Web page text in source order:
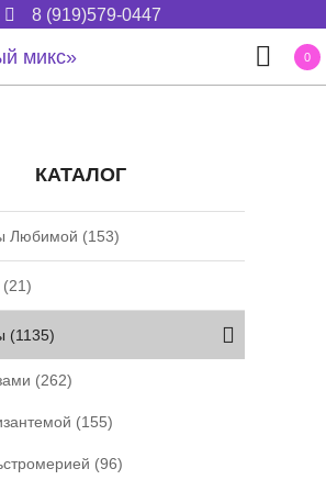
8 (919)579-0447
микс» 0
КАТАЛОГ
Любимой (153)
(1135)
(262)
(155)
(96)